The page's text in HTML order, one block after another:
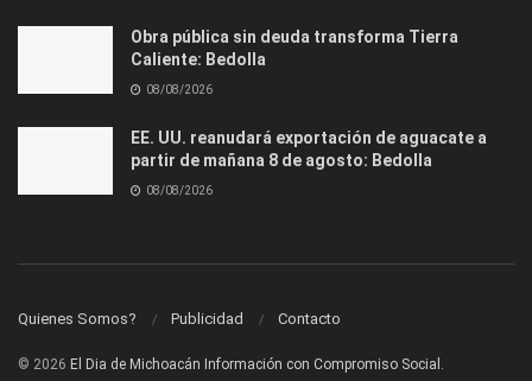
Obra pública sin deuda transforma Tierra
Caliente: Bedolla
08/08/2026
EE. UU. reanudará exportación de aguacate a
partir de mañana 8 de agosto: Bedolla
08/08/2026
Quienes Somos? Publicidad Contacto
© 2026 El Dia de Michoacán Información con Compromiso Social.